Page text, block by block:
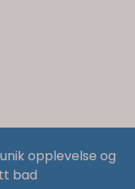
opplevelse og
bad